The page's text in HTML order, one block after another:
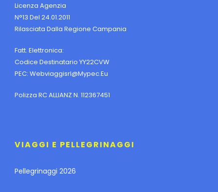
Licenza Agenzia
N°13 Del 24.01.2011
Rilasciata Dalla Regione Campania
Fatt. Elettronica:
Codice Destinatario YY22CVW
PEC: Webviaggisrl@mypec.eu
Polizza RC ALLIANZ N. 112367451
VIAGGI E PELLEGRINAGGI
Pellegrinaggi 2026